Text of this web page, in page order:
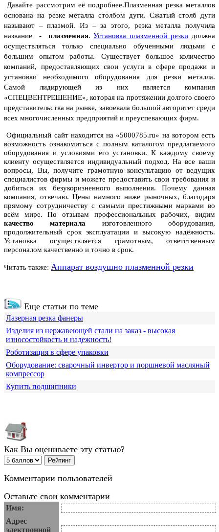
Давайте рассмотрим её подробнее.Плазменная резка металлов
основана на резке металла столбом дуги. Сжатый столб дуги
называют – плазмой. Из – за этого, резка металла получила
название - плазменная.Установка плазменной резки должна
осуществляться только специально обученными людьми с
большим опытом работы.
Существует большое количество
компаний, предоставляющих свои услуги в сфере продажи и
установки необходимого оборудования для резки металла.
Самой лидирующей из них является компания
«СПЕЦВЕНТРЕШЕНИЕ», которая на протяжении долгого своего
представительства на рынке, завоевала большой авторитет среди
всех многочисленных предприятий и преуспевающих фирм.
Официальный сайт находится на «5000785.ru» на котором есть
возможность ознакомиться с полным каталогом предлагаемого
оборудования и условиями его установки. К каждому своему
клиенту осуществляется индивидуальный подход. На все ваши
вопросы, Вы, получите грамотную консультацию от ведущих
специалистов фирмы и можете предоставить свои требования и
добиться их безукоризненного выполнения. Почему данная
компания, отвечаю. Цены намного ниже рыночных, благодаря
прямому сотрудничеству с самыми престижными марками во
всём мире. По отзывам профессиональных рабочих, видим
качество материала изготовленного оборудования,
продолжительный срок эксплуатации и высокую надёжность.
Установка осуществляется грамотным, ответственным
персоналом качественно и точно в срок.
Читать также: Аппарат воздушно плазменной резки
Еще статьи по теме
Лазерная резка фанеры
Изделия из нержавеющей стали на заказ - высокая
износостойкость и надежность!
Роботизация в сфере упаковки
Оборудование: сварочный инвертор и поршневой масляный
компрессор
Купить подшипники
Как Вы оцениваете эту статью?
Комментарии пользователей
Оставьте свои комментарии
Имя:
Адрес
электронной